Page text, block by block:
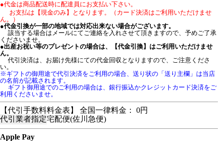
●代金は商品配送時に配達員にお支払い下さい。
お支払は【現金のみ】となります。（カード決済はご利用いただけませ
ん。）
●代金引換が一部の地域では対応出来ない場合がございます。
該当する場合はメールにてご連絡を入れさせて頂きますので、予めご了承
くださいませ。
●出産お祝い等のプレゼントの場合は、【代金引換】はご利用いただけませ
ん。
代引決済は、お届け先様にての代金回収となりますので、ご注意くださ
い。
※ギフトの御用途で代引決済をご利用の場合、送り状の「送り主欄」は当店
の名前が記載されます。
ギフト御用途でのご利用の場合は、銀行振込かクレジットカード決済をご
利用くださいませ。
【代引手数料料金表】 全国一律料金： 0円
代引業者指定宅配便(佐川急便)
Apple Pay